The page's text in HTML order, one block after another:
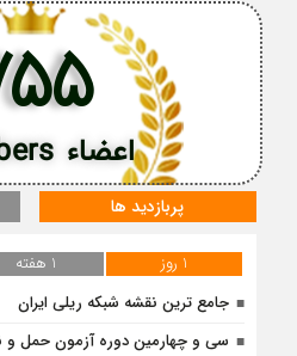
اعضاء Members
پربازدید ها
1 روز 1 هفته
جامع ترین نقشه شبکه ریلی ایران
سی و چهارمین دوره آزمون حمل و